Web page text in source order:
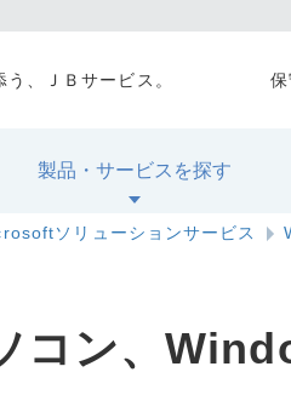
う、ＪＢサービス。
製品・サービスを探す
ソリューションサービス
コン、